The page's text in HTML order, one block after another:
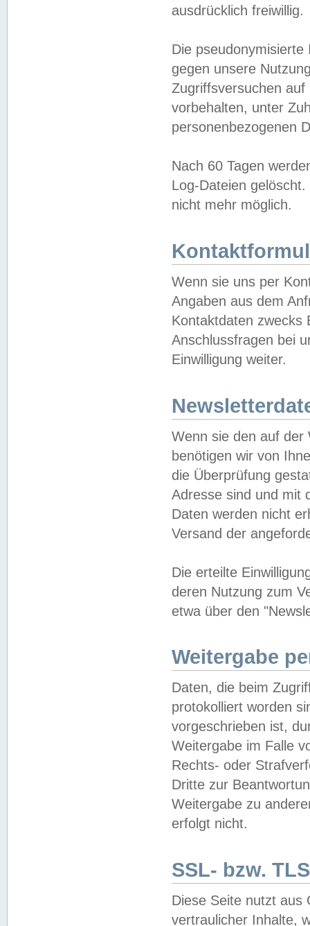
ausdrücklich freiwillig.
Die
gegen unsere
Zugriffsversuchen
vorbehalten, unter
personenbezogenen
Nach 60 Tagen
Log-Dateien
nicht mehr möglich.
Wenn sie uns per
Angaben aus dem
Kontaktdaten zwecks
Anschlussfragen bei
Einwilligung weiter.
Wenn sie den auf der
benötigen wir von
die Überprüfung
Adresse sind und mit
Daten werden nicht
Versand der
Die erteilte
deren Nutzung zum
etwa über den
Weitergabe
Daten, die beim
protokolliert worden
vorgeschrieben ist,
Weitergabe im Falle
Rechts- oder
Dritte zur
Weitergabe zu
erfolgt nicht.
SSL- bzw.
Diese Seite nutzt aus
vertraulicher Inhalte,